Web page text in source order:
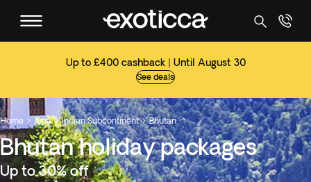
Up to £400 cashback | Until August 30
See deals
Home  Asia  Indian Subcontinent  Bhutan
Bhutan holiday packages
Up to 30% off